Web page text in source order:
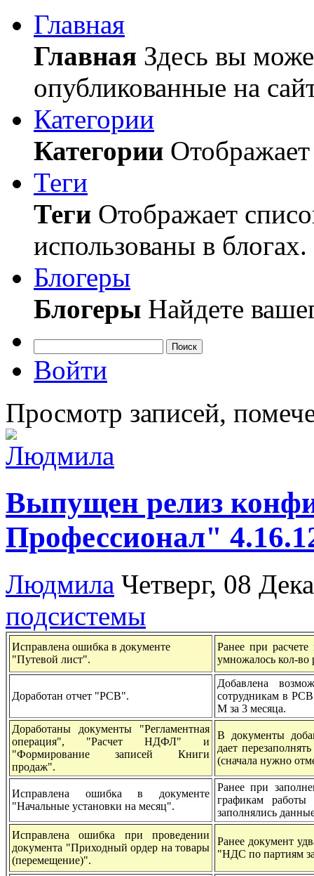
Главная
Главная Здесь вы
опубликованные на
Категории
Категории
Теги
Теги Отображает
использованы в блогах.
Блогеры
Блогеры Найдете
Поиск
Войти
Просмотр записей,
Выпущен релиз
Профессионал"
Людмила Четверг, 08
подсистемы
Исправлена ошибка в документе
"Путевой лист".
Ранее при
умножалось кол-во
Доработан отчет "РСВ".
Добавлена
сотрудникам в
М за 3 месяца.
Доработаны документы "Регламентная
операция", "Расчет НДФЛ" и
"Формирование записей Книги
продаж".
В документы
дает
(сначала нужно
Исправлена ошибка в документе
"Начальные установки на месяц".
Ранее при
графикам работы
заполнялись
Исправлена ошибка при проведении
документа "Приходный ордер на товары
(перемещение)".
Ранее документ
"НДС по партиям